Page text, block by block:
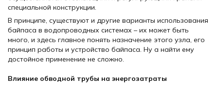
специальной конструкции.
В принципе, существуют и другие варианты использования
байпаса в водопроводных системах – их может быть
много, и здесь главное понять назначение этого узла, его
принцип работы и устройство байпаса. Ну а найти ему
достойное применение не сложно.
Влияние обводной трубы на энергозатраты